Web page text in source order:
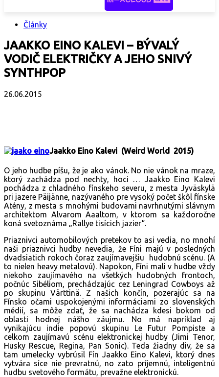
Články
JAAKKO EINO KALEVI – BÝVALÝ
VODIČ ELEKTRIČKY A JEHO SNIVÝ
SYNTHPOP
26.06.2015
Jaakko Eino Kalevi (Weird World 2015)
O jeho hudbe píšu, že je ako vánok. No nie vánok na mraze,
ktorý zachádza pod nechty, hoci … Jaakko Eino Kalevi
pochádza z chladného fínskeho severu, z mesta Jyväskylä
pri jazere Päijänne, nazývaného pre vysoký počet škôl fínske
Atény, z mesta s mnohými budovami navrhnutými slávnym
architektom Alvarom Aaaltom, v ktorom sa každoročne
koná svetoznáma „Rallye tisícich jazier“.
Priaznivci automobilových pretekov to asi vedia, no mnohí
naši priaznivci hudby nevedia, že Fíni majú v posledných
dvadsiatich rokoch čoraz zaujímavejšiu hudobnú scénu. (A
to nielen heavy metalovú). Napokon, Fíni mali v hudbe vždy
niekoho zaujímavého na všetkých hudobných frontoch,
počnúc Sibéliom, prechádzajúc cez Leningrad Cowboys až
po skupinu Värttinä. Z našich končín, pozerajúc sa na
Fínsko očami uspokojenými informáciami zo slovenských
médií, sa môže zdať, že sa nachádza kdesi bokom od
oblasti hodnej nášho záujmu. No má napríklad aj
vynikajúcu indie popovú skupinu Le Futur Pompiste a
celkom zaujímavú scénu elektronickej hudby (Jimi Tenor,
Husky Rescue, Regina, Pan Sonic). Teda žiadny div, že sa
tam umelecky vybrúsil Fín Jaakko Eino Kalevi, ktorý dnes
vytvára síce nie prevratnú, no zato príjemnú, inteligentnú
hudbu svetového formátu, prevažne elektronickú.